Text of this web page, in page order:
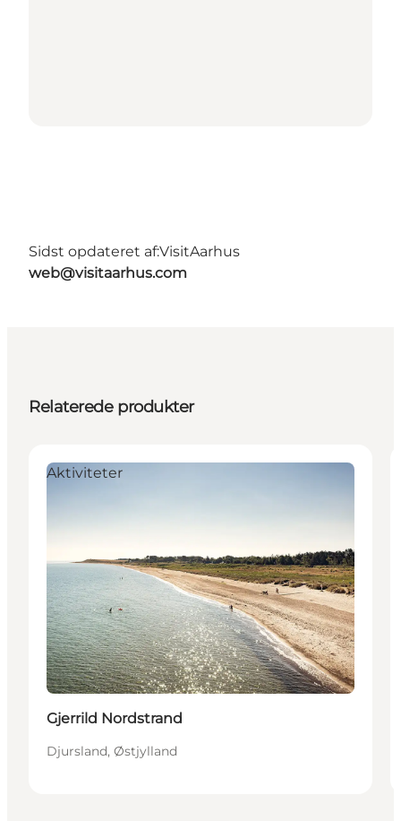
Sidst opdateret af:VisitAarhus
web@visitaarhus.com
Relaterede produkter
Aktiviteter
Gjerrild Nordstrand
Djursland, Østjylland